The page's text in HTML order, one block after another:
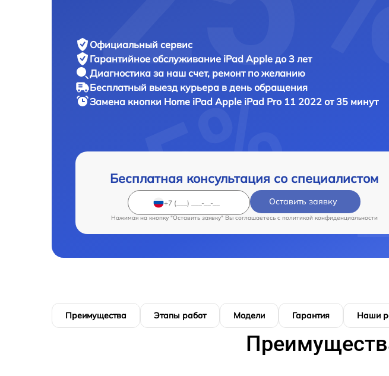
Официальный сервис
Гарантийное обслуживание iPad Apple до 3 лет
Диагностика за наш счет, ремонт по желанию
Бесплатный выезд курьера в день обращения
Замена кнопки Home iPad Apple iPad Pro 11 2022 от 35 минут
Бесплатная консультация со специалистом
Оставить заявку
Нажимая на кнопку "Оставить заявку" Вы соглашаетесь c политикой конфиденциальности
Преимущества Этапы работ Модели Гарантия Наши